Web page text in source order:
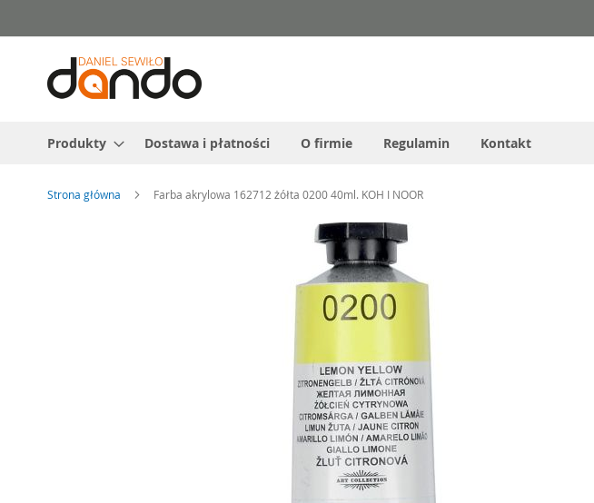
do
treści
Produkty Dostawa i płatności O firmie Regulamin Kontakt
Strona główna Farba akrylowa 162712 żółta 0200 40ml. KOH I NOOR